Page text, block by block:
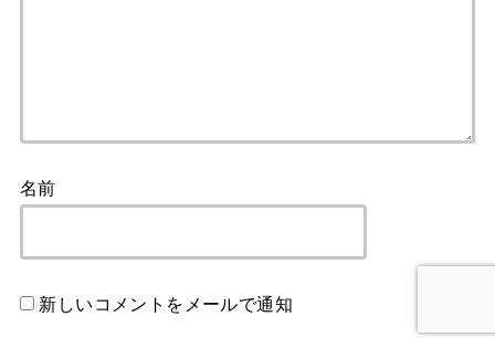
名前
新しいコメントをメールで通知